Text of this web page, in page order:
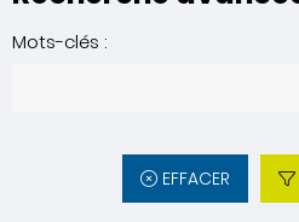
Mots-clés :
EFFACER